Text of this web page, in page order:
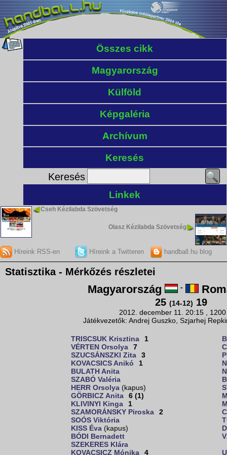
Összes cikk
Magyarország
Külföld
Képgaléria
Archívum
Keresés
Keresés
Linkek
Cseh Kézilabda Szövetség
Olasz Kézilabda Szövetség
Híreink RSS-en Híreink a Twitteren handball.hu blog
Statisztika - Mérkőzés részletei
Magyarország -
25 (14-12) 19
2012. december 11. 20:15 ,
Játékvezetők: Andrej Guszko, Szjarhej
TRISCSUK Krisztina
1
VÉRTEN Orsolya
7
SZUCSÁNSZKI Zita
3
KOVACSICS Anikó
1
BULATH Anita
SZABÓ Valéria
HERR Orsolya (kapus)
GÖRBICZ Anita
6 (1)
KLIVINYI Kinga
1
SZAMORÁNSKY Piroska
2
SOÓS Viktória
KISS Éva (kapus)
BÓDI Bernadett
SZEKERES Klára
KOVACSICZ Mónika
4